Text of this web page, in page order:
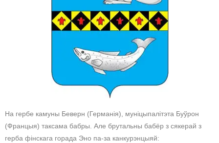
На гербе камуны Беверн (Германія), муніцыпалітэта Буўрон
(Францыя) таксама бабры. Але брутальны бабёр з сякерай з
герба фінскага горада Эно па-за канкурэнцыяй: